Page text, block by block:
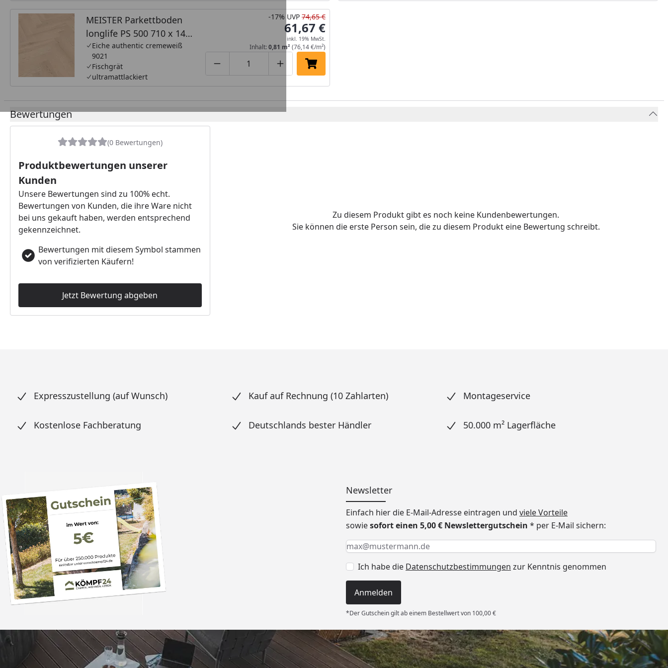
MEISTER Parkettboden
longlife PS 500 710 x 142
x 13 mm 9021 Eiche
authentic cremeweiß
gebürstet
ultramattlackiert
Eiche authentic cremeweiß
9021
Fischgrät
ultramattlackiert
Produktmenge um eins verringern
Produktmenge manuell eingeben
Produktmenge um eins erhöhen
In den Einkaufswagen legen
-17% UVP 74,65 €
61,67 €
inkl. 19% MwSt.
Inhalt:0,81 m² (76,14 €/m²)
Bewertungen
(0 Bewertungen)
Produktbewertungen unserer
Kunden
Unsere Bewertungen sind zu 100% echt.
Bewertungen von Kunden, die ihre Ware nicht
bei uns gekauft haben, werden entsprechend
gekennzeichnet.
Bewertungen mit diesem Symbol stammen
von verifizierten Käufern!
Jetzt Bewertung abgeben
Zu diesem Produkt gibt es noch keine Kundenbewertungen.
Sie können die erste Person sein, die zu diesem Produkt eine Bewertung schreibt.
Expresszustellung (auf Wunsch) Kauf auf Rechnung (10 Zahlarten) Montageservice
Kostenlose Fachberatung Deutschlands bester Händler 50.000 m² Lagerfläche
Newsletter
Einfach hier die E-Mail-Adresse eintragen und viele Vorteile
sowiesofort einen 5,00 € Newslettergutschein * per E-Mail sichern:
Keine Eingabe erforderlich
Eingabe erforderlich
E-Mail *
Ich habe die Datenschutzbestimmungen zur Kenntnis genommen
Anmelden
*Der Gutschein gilt ab einem Bestellwert von 100,00 €